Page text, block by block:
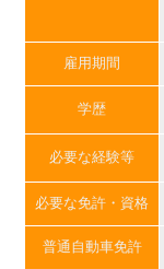
雇用期間
学歴
必要な経験等
必要な免許・資格
普通自動車免許